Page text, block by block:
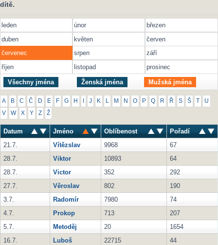
dítě.
leden únor
březen
duben
květen
červen
červenec
srpen
září
říjen
listopad prosinec
Všechny jména Ženská jména Mužská jména
A B C Č D E F G H J K M N O P Q R Ř S Š U
V W X Y Z Ž
Datum Jméno Oblíbenost
Pořadí
21.7.
Vítězslav 9968
67
28.7.
Viktor 10893
64
28.7.
Victor 352
292
27.7.
Věroslav 802
190
3.7.
Radomír 7980
74
4.7.
Prokop 713
207
5.7.
Metoděj 20
1654
16.7.
Luboš 22715
44